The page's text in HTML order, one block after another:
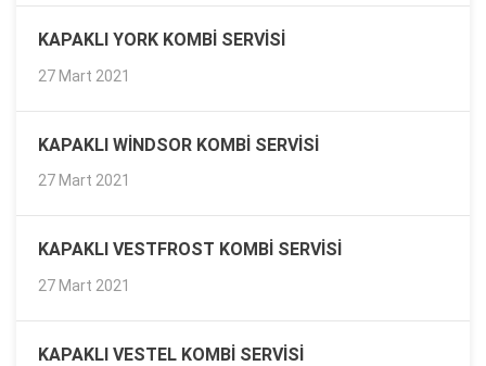
KAPAKLI YORK KOMBI SERVISI
27 Mart 2021
KAPAKLI WINDSOR KOMBI SERVISI
27 Mart 2021
KAPAKLI VESTFROST KOMBI SERVISI
27 Mart 2021
KAPAKLI VESTEL KOMBI SERVISI